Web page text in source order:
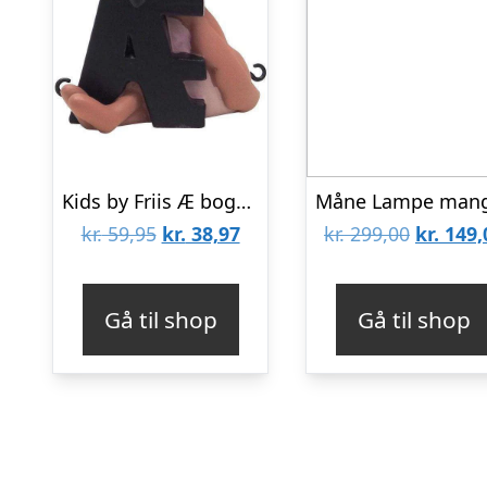
Kids by Friis Æ bogstav til navnetog – Flamingo
kr.59,95 Den
var:
kr. 59,95.
kr. 38,97Den
kr. 38,97.
Gå til shop
kr.299,00 Den
var:
kr.
kr.
Gå til shop